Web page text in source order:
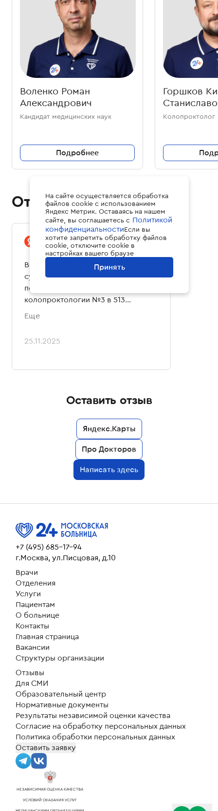
На сайте осуществляется обработка
файлов cookie с использованием
Яндекс Метрик. Оставаясь на нашем
сайте, вы соглашаетесь с Политикой
конфиденциальностиЕсли вы
хотите запретить обработку файлов
cookie, отключите cookie в
настройках вашего браузе
Принять
Воленко Роман
Александрович
Кандидат медицинских наук
Подробнее
Горшков
Колопроктолог
Отзывы
Яндекс Карты
Всем читателям доброго времени
суток! Лежал в этой больнице с 12
по 24 ноября 2025г. в отделении
колопроктологии №3 в 513
палате.Первое,что меня здесь
поразило,это абсолютно везде
порядок,тишина и покой,наличие
только может понадобиться
ОЧЕНЬ сложная,закрывали стому,9
месяцев ходил с пакетом на
животе. Делали операцию два
ЗАМЕЧАТЕЛЬНЫХ хирурга Леонид
Владимирович Корнев и Роман
Александрович Воленко. Это по
истине волшебники своего дела!!!
реконструкцию моего
кишечника.И,о чудо!!! У них все
получилось! После реанимации я
был помещен в 513 палату,где я
постоянно был окружен заботой и
вниманием всего персонала
отделения,что привело меня к
быстрому выздоравлению.
Огромное СПАСИБО и низкий Вам
поклон дорогие сестрички и
Уважаемые Доктора за Ваш не
легкий и так нужный труд.Храни Вас
всех Господь Бог! С уважением
Александр Викторович Бредихин
Еще
25.11.2025
Оставить отзыв
Яндекс.Карты
Про Докторов
Написать здесь
+7 (495) 685-17-94
г.Москва, ул.Писцовая, д.10
Врачи
Отделения
Услуги
Пациентам
О больнице
Контакты
Главная страница
Вакансии
Структуры организации
Отзывы
Для СМИ
Образовательный центр
Нормативные документы
Результаты независимой оценки качества
Согласие на обработку персональных данных
Политика обработки персональных данных
Оставить заявку
НЕЗАВИСИМАЯ ОЦЕНКА КАЧЕСТВА
УСЛОВИЙ ОКАЗАНИЯ УСЛУГ